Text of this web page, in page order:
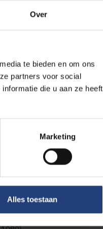
Over
te bieden en om ons
partners voor social
die u aan ze heeft
Marketing
Alles toestaan
was hij
ging als
aan de basis
tot zijn
de fysieke en
die
lid van het